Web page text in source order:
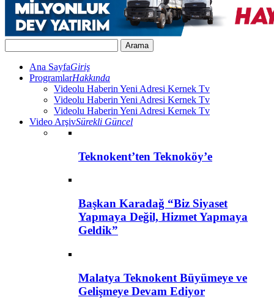
Ana SayfaGiriş
ProgramlarHakkında
Videolu Haberin Yeni Adresi Kernek Tv
Videolu Haberin Yeni Adresi Kernek Tv
Videolu Haberin Yeni Adresi Kernek Tv
Video ArşivSürekli Güncel
Teknokent’ten Teknoköy’e
Başkan Karadağ “Biz Siyaset
Yapmaya Değil, Hizmet Yapmaya
Geldik”
Malatya Teknokent Büyümeye ve
Gelişmeye Devam Ediyor